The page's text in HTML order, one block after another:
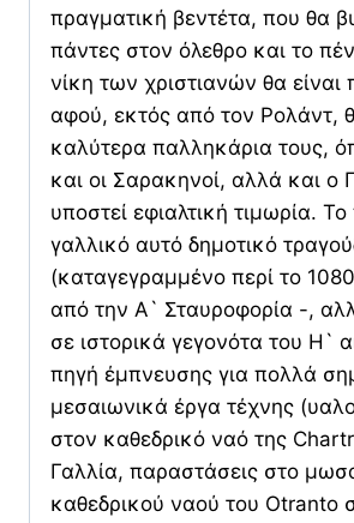
πραγματική βεντέτα, που θα
πάντες στον όλεθρο και το
νίκη των χριστιανών θα είναι
αφού, εκτός από τον Ρολάντ,
καλύτερα παλληκάρια τους,
και οι Σαρακηνοί, αλλά και ο
υποστεί εφιαλτική τιμωρία.
γαλλικό αυτό δημοτικό
(καταγεγραμμένο περί το
από την Α` Σταυροφορία -,
σε ιστορικά γεγονότα του Η`
πηγή έμπνευσης για πολλά
μεσαιωνικά έργα τέχνης
στον καθεδρικό ναό της
Γαλλία, παραστάσεις στο
καθεδρικού ναού του Otranto